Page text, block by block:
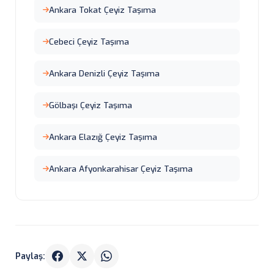
Ankara Tokat Çeyiz Taşıma
Cebeci Çeyiz Taşıma
Ankara Denizli Çeyiz Taşıma
Gölbaşı Çeyiz Taşıma
Ankara Elazığ Çeyiz Taşıma
Ankara Afyonkarahisar Çeyiz Taşıma
Paylaş: